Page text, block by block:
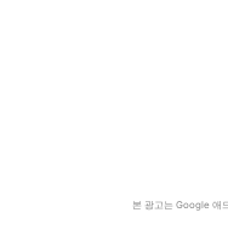
본 광고는 Google 애